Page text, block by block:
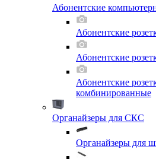
Абонентские
Абонентские
Абонентские
Абонентские
комбинированные
Органайзеры для СКС
Органайзеры для